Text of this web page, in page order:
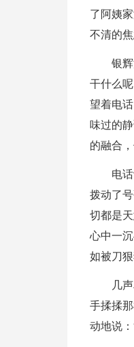
了阿姨
不清的焦
银
干什么
望着电
味过的
的融合
电
拨动了
切都是
心中一
如被刀
几
手揉揉
动地说